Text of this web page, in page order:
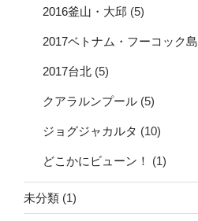
2016釜山・大邱 (5)
2017ベトナム・フーコック島
2017台北 (5)
クアラルンプール (5)
ジョグジャカルタ (10)
どこかにビューン！ (1)
未分類 (1)